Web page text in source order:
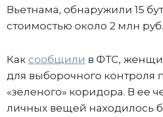
Вьетнама, обнаружили 15
стоимостью около 2 млн руб.
Как сообщили в ФТС,
для выборочного контроля
«зеленого» коридора. В ее
личных вещей находилось